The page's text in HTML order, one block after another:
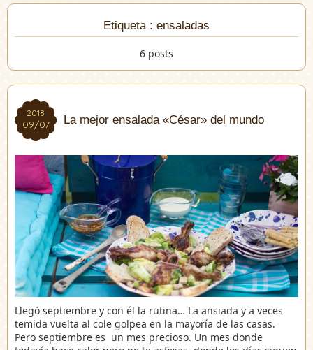
Etiqueta : ensaladas
6 posts
2018
09/07
2018
09/07 La mejor ensalada «César» del mundo
Llegó septiembre y con él la rutina… La ansiada y a veces
temida vuelta al cole golpea en la mayoría de las casas.
Pero septiembre es un mes precioso. Un mes donde